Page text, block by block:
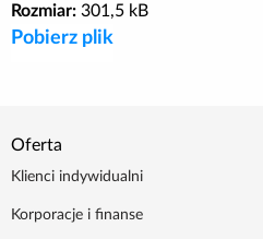
Rozmiar: 301,5 kB
Pobierz plik
Oferta
Klienci indywidualni
Korporacje i finanse